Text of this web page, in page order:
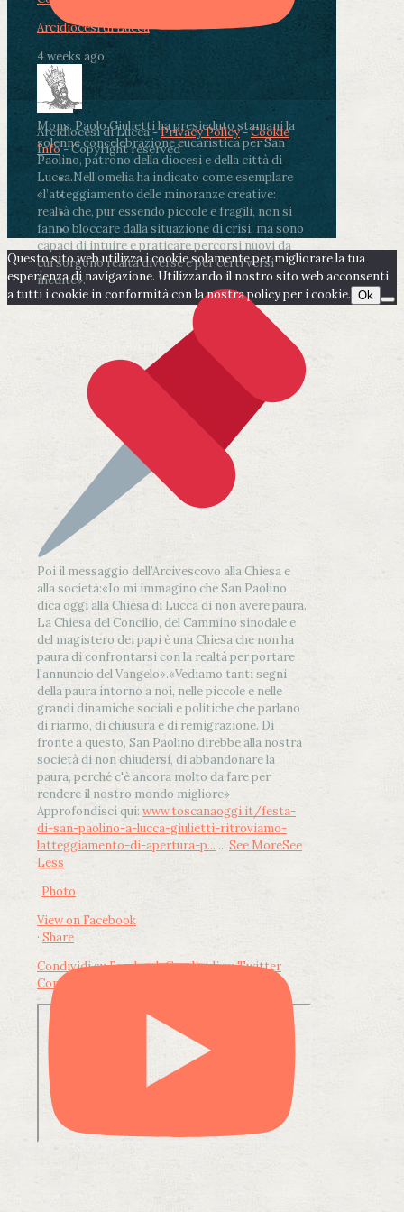
Arcidiocesi di Lucca
4 weeks ago
Mons. Paolo Giulietti ha presieduto stamani la
solenne concelebrazione eucaristica per San
Paolino, patrono della diocesi e della città di
Lucca.Nell’omelia ha indicato come esemplare
«l’atteggiamento delle minoranze creative:
realtà che, pur essendo piccole e fragili, non si
fanno bloccare dalla situazione di crisi, ma sono
capaci di intuire e praticare percorsi nuovi da
cui sorgono realtà diverse e per certi versi
inedite».
Poi il messaggio dell’Arcivescovo alla Chiesa e
alla società:«Io mi immagino che San Paolino
dica oggi alla Chiesa di Lucca di non avere paura.
La Chiesa del Concilio, del Cammino sinodale e
del magistero dei papi è una Chiesa che non ha
paura di confrontarsi con la realtà per portare
l'annuncio del Vangelo».«Vediamo tanti segni
della paura intorno a noi, nelle piccole e nelle
grandi dinamiche sociali e politiche che parlano
di riarmo, di chiusura e di remigrazione. Di
fronte a questo, San Paolino direbbe alla nostra
società di non chiudersi, di abbandonare la
paura, perché c'è ancora molto da fare per
rendere il nostro mondo migliore»
Approfondisci qui: www.toscanaoggi.it/festa-
di-san-paolino-a-lucca-giulietti-ritroviamo-
latteggiamento-di-apertura-p... ... See MoreSee
Less
Photo
View on Facebook
· Share
Condividi su FacebookCondividi su Twitter
Condividi su LinkedIn
Arcidiocesi di Lucca -Privacy Policy-Cookie
Info- Copyright reserved
Questo sito web utilizza i cookie solamente per migliorare la tua
esperienza di navigazione. Utilizzando il nostro sito web acconsenti
a tutti i cookie in conformità con la nostra policy per i cookie. Ok